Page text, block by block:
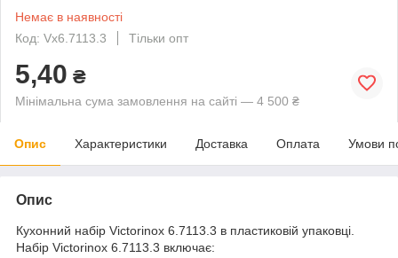
Немає в наявності
Код: Vx6.7113.3
Тільки опт
5,40 ₴
Мінімальна сума замовлення на сайті — 4 500 ₴
Опис Характеристики Доставка Оплата Умови
Опис
Кухонний набір Victorinox 6.7113.3 в пластиковій упаковці.
Набір Victorinox 6.7113.3 включає: